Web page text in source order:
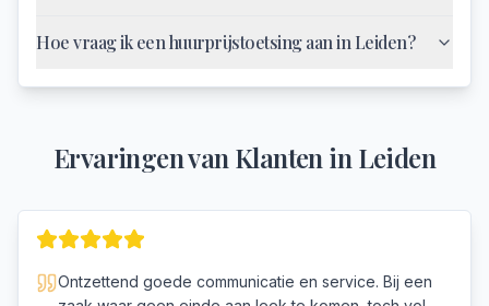
Hoe vraag ik een huurprijstoetsing aan in Leiden?
Ervaringen van Klanten in Leiden
Ontzettend goede communicatie en service. Bij een